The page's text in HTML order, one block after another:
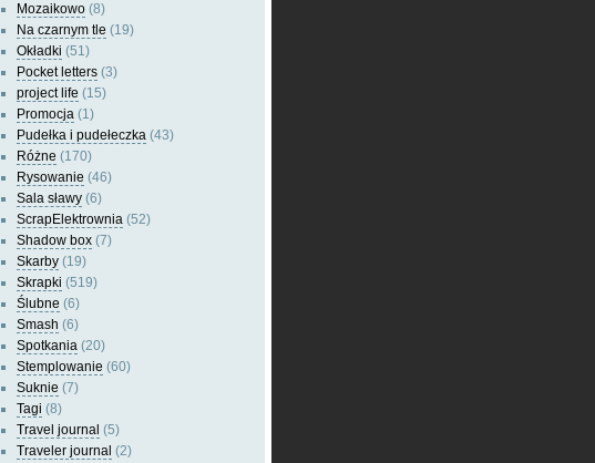
Mozaikowo (8)
Na czarnym tle (19)
Okładki (51)
Pocket letters (3)
project life (15)
Promocja (1)
Pudełka i pudełeczka (43)
Różne (170)
Rysowanie (46)
Sala sławy (6)
ScrapElektrownia (52)
Shadow box (7)
Skarby (19)
Skrapki (519)
Ślubne (6)
Smash (6)
Spotkania (20)
Stemplowanie (60)
Suknie (7)
Tagi (8)
Travel journal (5)
Traveler journal (2)